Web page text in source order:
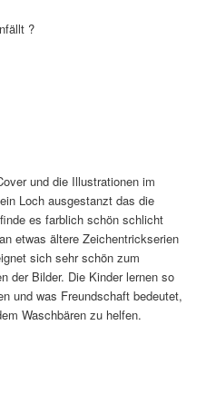
?
und die Illustrationen im
Loch ausgestanzt das die
es farblich schön schlicht
etwas ältere Zeichentrickserien
sich sehr schön zum
der Bilder. Die Kinder lernen so
und was Freundschaft bedeutet,
Waschbären zu helfen.